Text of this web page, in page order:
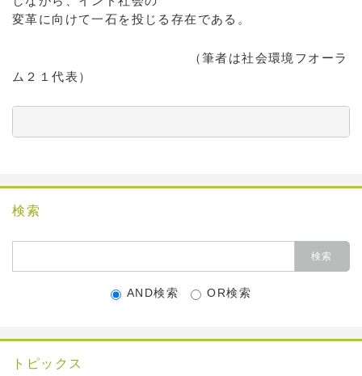
変革に向けて一石を投じる存在である。
（筆者は社会環境フオーラ
ム２１代表）
検索
AND検索 OR検索
トピックス